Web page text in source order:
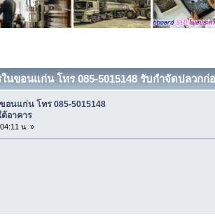
นขอนแก่น โทร 085-5015148 รับกำจัดปลวก
อนแก่น โทร 085-5015148
อาคาร
น. »